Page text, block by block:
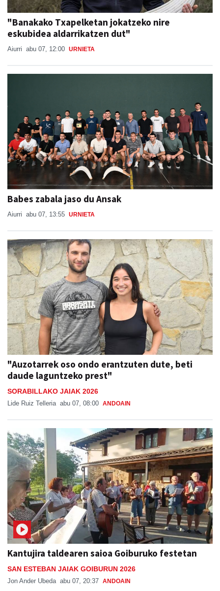
"Banakako Txapelketan jokatzeko nire
eskubidea aldarrikatzen dut"
Aiurri abu 07, 12:00 URNIETA
Babes zabala jaso du Ansak
Aiurri abu 07, 13:55 URNIETA
"Auzotarrek oso ondo erantzuten dute, beti
daude laguntzeko prest"
SORABILLAKO JAIAK 2026
Lide Ruiz Telleria abu 07, 08:00 ANDOAIN
Kantujira taldearen saioa Goiburuko festetan
SAN ESTEBAN JAIAK GOIBURUN 2026
Jon Ander Ubeda abu 07, 20:37 ANDOAIN